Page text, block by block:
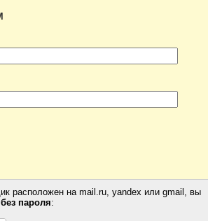
расположен на mail.ru, yandex или gmail, вы
пароля: